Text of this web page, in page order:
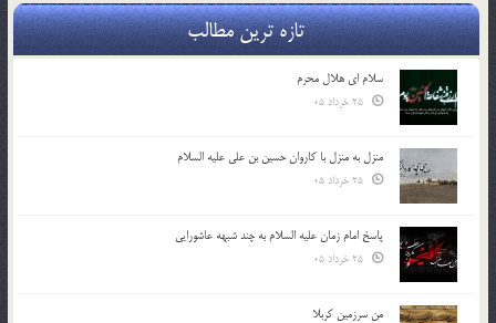
تازه ترین مطالب
سلام ای هلال محرم
منزل به منزل با کاروان حسین بن علی علیه السلام
پاسخ امام زمان علیه السلام به چند شبهه عاشورایی
من سرزمین کربلا